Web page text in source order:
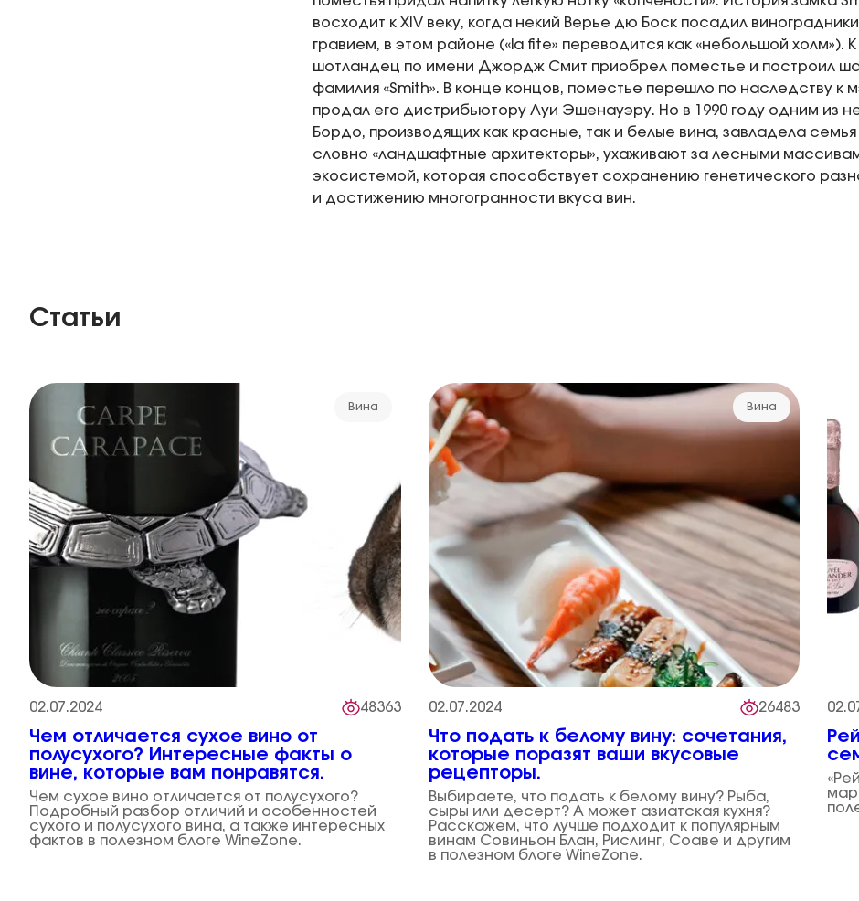
восходит к XIV веку, когда некий Верье дю Боск посадил
гравием, в этом районе («lа fite» переводится как «небольшой холм»). К
шотландец по имени Джордж Смит приобрел поместье и построил
фамилия «Smith». В конце концов, поместье перешло по наследству к
продал его дистрибьютору Луи Эшенауэру. Но в 1990 году одним из
Бордо, производящих как красные, так и белые вина, завладела
словно «ландшафтные архитекторы», ухаживают за лесными
экосистемой, которая способствует сохранению генетического
и достижению многогранности вкуса вин.
Статьи
Вина
02.07.2024 48363
Чем отличается сухое вино от
полусухого? Интересные факты о
вине, которые вам понравятся.
Чем сухое вино отличается от полусухого?
Подробный разбор отличий и особенностей
сухого и полусухого вина, а также интересных
фактов в полезном блоге WineZone.
Вина
02.07.2024 26483
Что подать к белому вину: сочетания,
которые поразят ваши вкусовые
рецепторы.
Выбираете, что подать к белому вину? Рыба,
сыры или десерт? А может азиатская кухня?
Расскажем, что лучше подходит к популярным
винам Совиньон Блан, Рислинг, Соаве и другим
в полезном блоге WineZone.